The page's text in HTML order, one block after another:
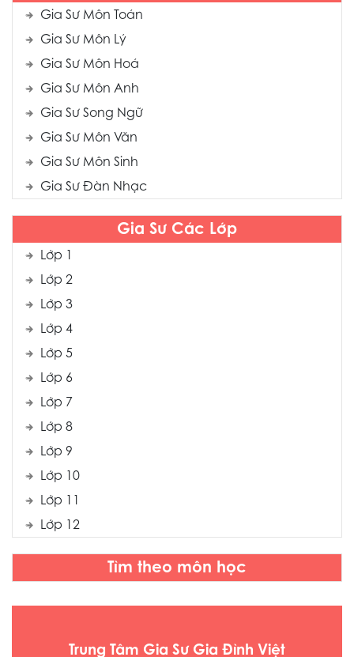
Gia Sư Môn Toán
Gia Sư Môn Lý
Gia Sư Môn Hoá
Gia Sư Môn Anh
Gia Sư Song Ngữ
Gia Sư Môn Văn
Gia Sư Môn Sinh
Gia Sư Đàn Nhạc
Gia Sư Các Lớp
Lớp 1
Lớp 2
Lớp 3
Lớp 4
Lớp 5
Lớp 6
Lớp 7
Lớp 8
Lớp 9
Lớp 10
Lớp 11
Lớp 12
Tìm theo môn học
Trung Tâm Gia Sư Gia Đình Việt